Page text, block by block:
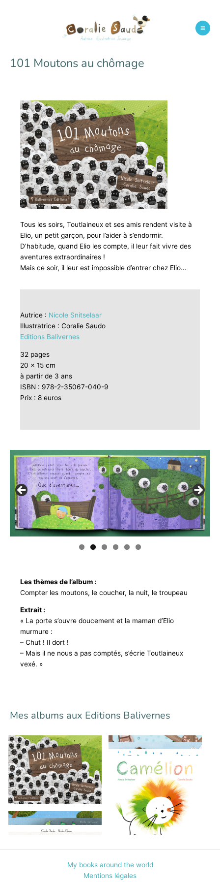
101 Moutons au chômage
Tous les soirs, Toutlaineux et ses amis rendent visite à
Elio, un petit garçon, pour l’aider à s’endormir.
D’habitude, quand Elio les compte, il leur fait vivre des
aventures extraordinaires !
Mais ce soir, il leur est impossible d’entrer chez Elio…
Autrice : Nicole Snitselaar
Illustratrice : Coralie Saudo
Editions Balivernes
32 pages
20 x 15 cm
à partir de 3 ans
ISBN : 978-2-35067-040-9
Prix : 8 euros
Les thèmes de l’album :
Compter les moutons, le coucher, la nuit, le troupeau
Extrait :
« La porte s’ouvre doucement et la maman d’Elio
murmure :
– Chut ! Il dort !
– Mais il ne nous a pas comptés, s’écrie Toutlaineux
vexé. »
Mes albums aux Editions Balivernes
My books around the world
Mentions légales